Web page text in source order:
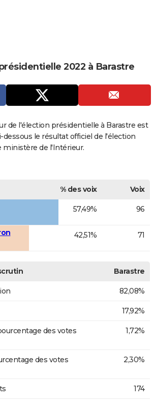
2022 à Barastre
de l'élection présidentielle à Barastre est
dessous le résultat officiel de l'élection
de l'Intérieur.
% des voix
Voix
57,49% 96
42,51% 71
Barastre
82,08%
17,92%
des votes
1,72%
des votes
2,30%
174